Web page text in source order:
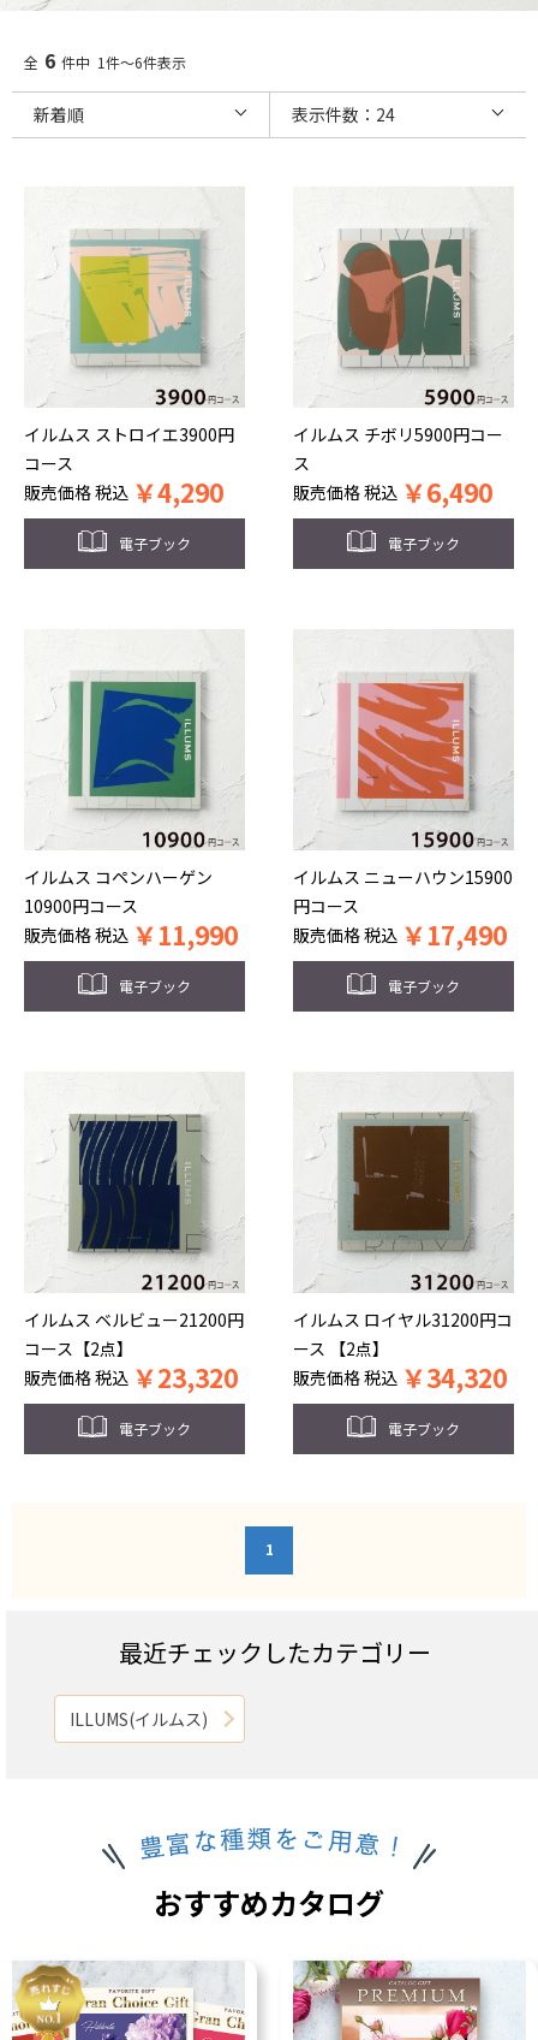
全 6 件中 1件～6件表示
イルムス ストロイエ3900円
コース
販売価格税込 ￥4,290
電子ブック
イルムス チボリ5900円コー
ス
販売価格税込 ￥6,490
電子ブック
イルムス コペンハーゲン
10900円コース
販売価格税込 ￥11,990
電子ブック
イルムス ニューハウン15900
円コース
販売価格税込 ￥17,490
電子ブック
イルムス ベルビュー21200円
コース【2点】
販売価格税込 ￥23,320
電子ブック
イルムス ロイヤル31200円コ
ース 【2点】
販売価格税込 ￥34,320
電子ブック
1
最近チェックしたカテゴリー
ILLUMS(イルムス)
おすすめカタログ